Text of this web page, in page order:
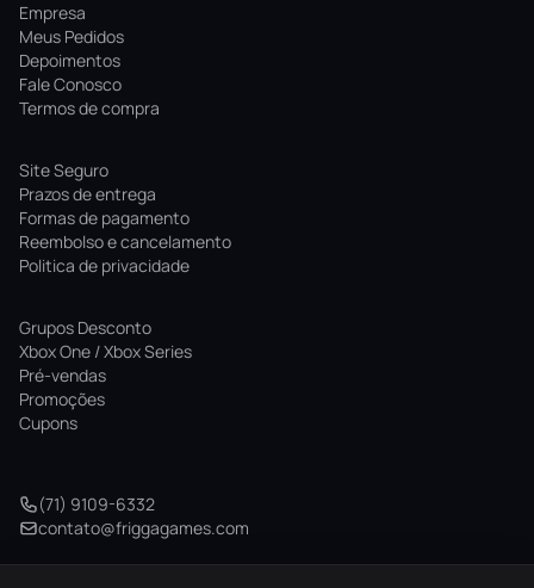
Empresa
Meus Pedidos
Depoimentos
Fale Conosco
Termos de compra
Site Seguro
Prazos de entrega
Formas de pagamento
Reembolso e cancelamento
Politica de privacidade
Grupos Desconto
Xbox One / Xbox Series
Pré-vendas
Promoções
Cupons
(71) 9109-6332
contato@friggagames.com